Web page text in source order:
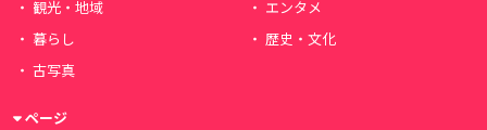
観光・地域
エンタメ
暮らし
歴史・文化
古写真
ページ